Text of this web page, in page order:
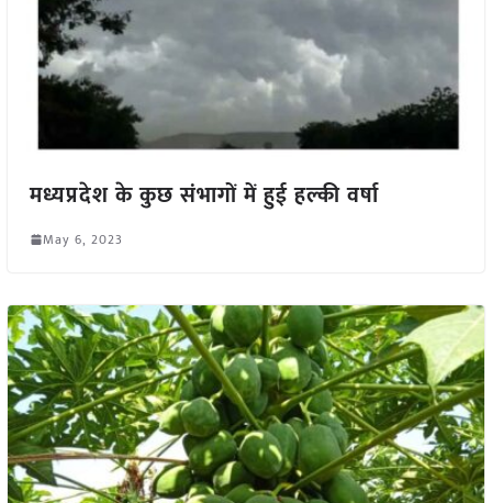
मध्यप्रदेश के कुछ संभागों में हुई हल्की वर्षा
May 6, 2023